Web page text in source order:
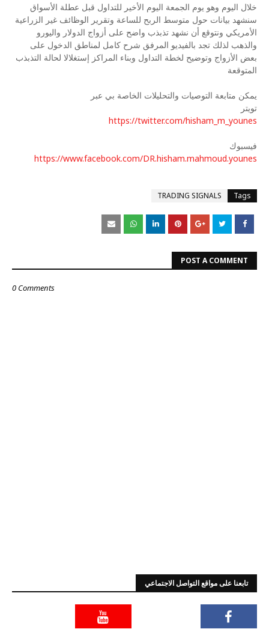
خلال اليوم وهو يوم الجمعة اليوم الأخير للتداول قبل عطلة الأسواق
سنشهد بيانات حول متوسط الربح للساعة وتقرير الوظائف غير الزراعية
الأمريكي ونتوقع أن نشهد تذبذب واضح على أزواج الدولار واليورو
والذهب لذلك تجد بالفيديو المرفق شرح كامل لمناطق الدخول على
بعض الأزواج وتوضيح لخطة التداول وبناء المراكز إستغلالا لحالة التذبذب
المتوقعة
يمكن متابعة التوصيات والتحليلات الخاصة بي عبر
تويتر
https://twitter.com/hisham_m_younes
فيسبوك
https://www.facebook.com/DR.hisham.mahmoud.younes
Tags
TRADING SIGNALS
POST A COMMENT
0 Comments
تابعنا على مواقع التواصل الاجتماعي